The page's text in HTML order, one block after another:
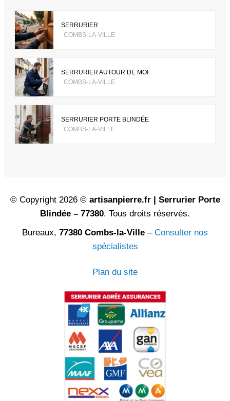
SERRURIER
COMBS-LA-VILLE
SERRURIER AUTOUR DE MOI
COMBS-LA-VILLE
SERRURIER PORTE BLINDÉE
COMBS-LA-VILLE
© Copyright 2026 © artisanpierre.fr | Serrurier Porte
Blindée – 77380. Tous droits réservés.
Bureaux, 77380 Combs-la-Ville – Consulter nos
spécialistes
Plan du site